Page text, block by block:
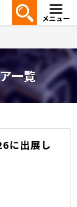
メニュー
一覧
に出展し